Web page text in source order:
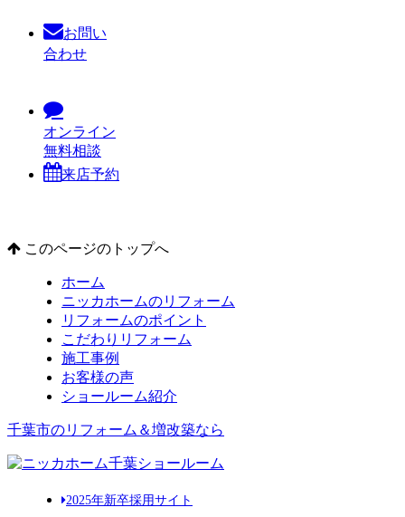
お問い
合わせ
オンライン
無料相談
来店予約
このページのトップへ
ホーム
ニッカホームのリフォーム
リフォームのポイント
こだわりリフォーム
施工事例
お客様の声
ショールーム紹介
千葉市のリフォーム＆増改築なら
2025年新卒採用サイト